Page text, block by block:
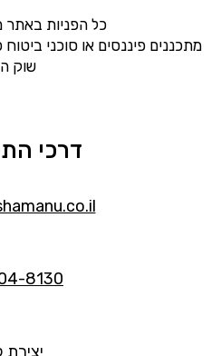
כל הפניות באתר
מתכננים פיננסים או סוכני
שוק
דרכי
8130